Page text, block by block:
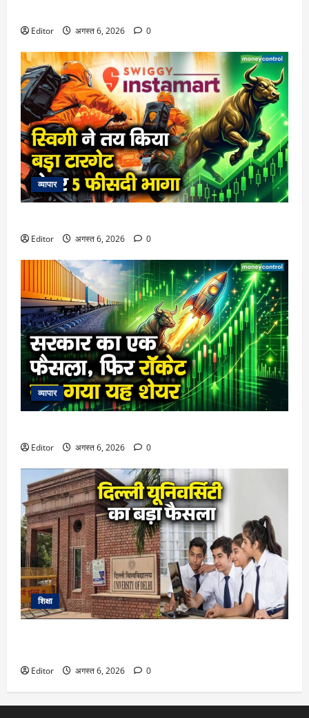
Editor अगस्त 6, 2026 0
व्यापार
Editor अगस्त 6, 2026 0
व्यापार
Editor अगस्त 6, 2026 0
शिक्षा
Editor अगस्त 6, 2026 0